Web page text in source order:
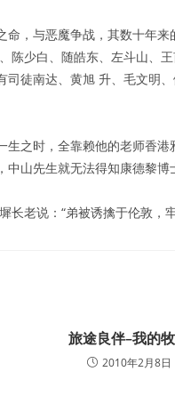
，与恶魔争战，其数十年来
陈少白、随皓东、左斗山、
徒南达、黄旭 升、毛文明
之时，全靠赖他的老师香港
山先生就无法得知康德黎
老说：“弟被诱擒于伦敦，
旅途良伴–我的
2010年2月8日